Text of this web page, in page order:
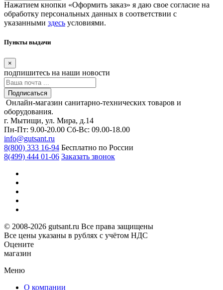
Нажатием кнопки «Оформить заказ» я даю свое согласие на
обработку персональных данных в соответствии с
указанными здесь условиями.
Пункты выдачи
×
подпишитесь на наши новости
Подписаться
Онлайн-магазин санитарно-технических товаров и
оборудования.
г. Мытищи, ул. Мира, д.14
Пн-Пт: 9.00-20.00 Сб-Вс: 09.00-18.00
info@gutsant.ru
8(800) 333 16-94 Бесплатно по России
8(499) 444 01-06 Заказать звонок
© 2008-2026 gutsant.ru Все права защищены
Все цены указаны в рублях с учётом НДС
Оцените
магазин
Меню
О компании